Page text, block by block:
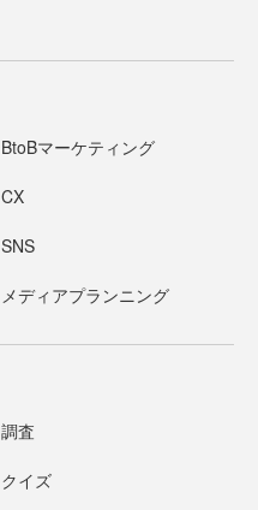
BtoBマーケティング
CX
SNS
メディアプランニング
調査
クイズ